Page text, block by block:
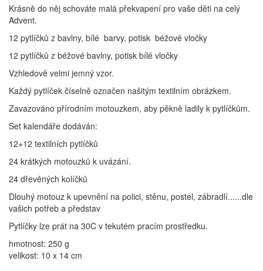
Krásně do něj schováte malá překvapení pro vaše děti na celý
Advent.
12 pytlíčků z bavlny, bílé barvy, potisk béžové vločky
12 pytlíčků z béžové bavlny, potisk bílé vločky
Vzhledově velmi jemný vzor.
Každý pytlíček číselně označen našitým textilním obrázkem.
Zavazováno přírodním motouzkem, aby pěkně ladily k pytlíčkům.
Set kalendáře dodáván:
12+12 textilních pytlíčků
24 krátkých motouzků k uvázání.
24 dřevěných kolíčků
Dlouhý motouz k upevnění na polici, stěnu, postel, zábradlí......dle
vašich potřeb a představ
Pytlíčky lze prát na 30C v tekutém pracím prostředku.
hmotnost: 250 g
velikost: 10 x 14 cm